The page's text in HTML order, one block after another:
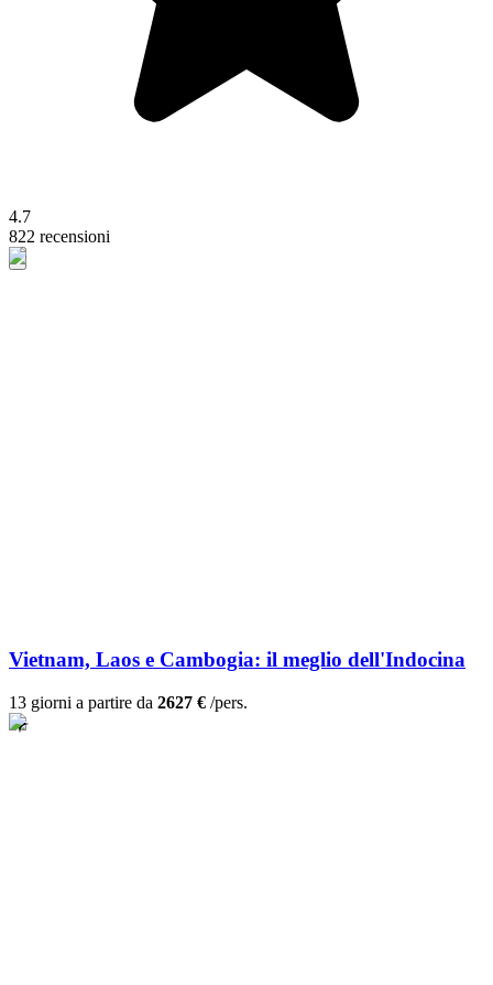
4.7
822 recensioni
Vietnam, Laos e Cambogia: il meglio dell'Indocina
13 giorni a partire da 2627 € /pers.